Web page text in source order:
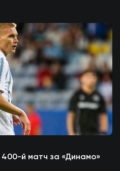
400-й матч за «Динамо»